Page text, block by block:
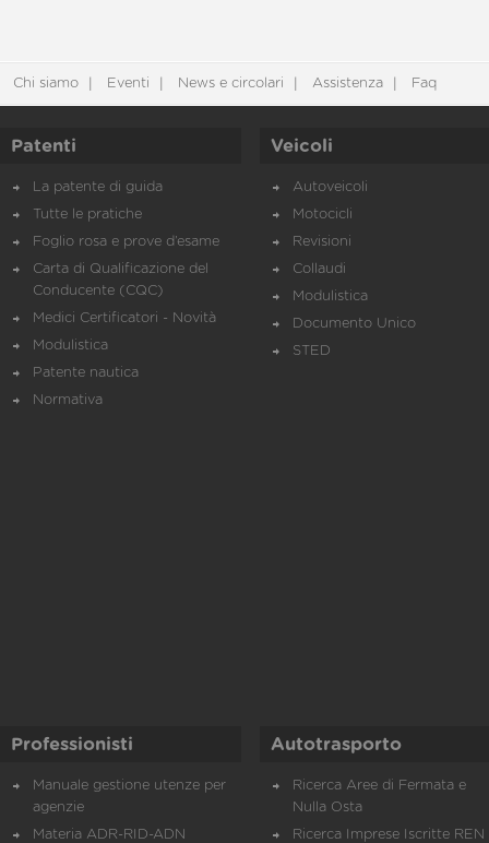
Chi siamo Eventi News e circolari Assistenza Faq
Patenti
La patente di guida
Tutte le pratiche
Foglio rosa e prove d’esame
Carta di Qualificazione del
Conducente (CQC)
Medici Certificatori - Novità
Modulistica
Patente nautica
Normativa
Veicoli
Autoveicoli
Motocicli
Revisioni
Collaudi
Modulistica
Documento Unico
STED
Professionisti
Manuale gestione utenze per
agenzie
Materia ADR-RID-ADN
Autotrasporto
Ricerca Aree di Fermata e
Nulla Osta
Ricerca Imprese Iscritte REN